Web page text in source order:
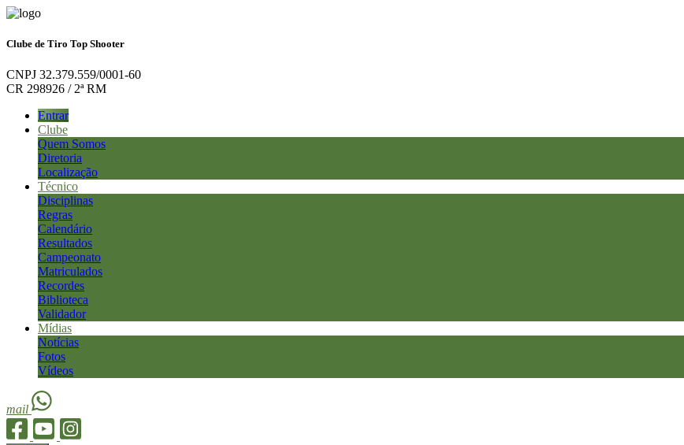
Clube de Tiro Top Shooter
CNPJ 32.379.559/0001-60
CR 298926 / 2ª RM
Entrar
Clube
Quem Somos
Diretoria
Localização
Técnico
Disciplinas
Regras
Calendário
Resultados
Campeonato
Matriculados
Recordes
Biblioteca
Validador
Mídias
Notícias
Fotos
Vídeos
mail